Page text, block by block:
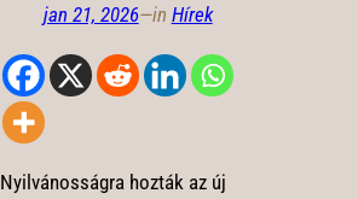
jan 21, 2026—in Hírek
Nyilvánosságra hozták az új